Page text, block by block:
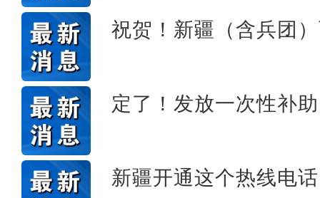
祝贺！新疆（含兵团
定了！发放一次性补
新疆开通这个热线电